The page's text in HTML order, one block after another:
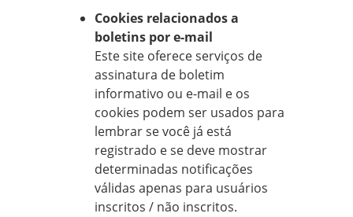
Cookies relacionados a
boletins por e-mail
Este site oferece serviços de
assinatura de boletim
informativo ou e-mail e os
cookies podem ser usados para
lembrar se você já está
registrado e se deve mostrar
determinadas notificações
válidas apenas para usuários
inscritos / não inscritos.